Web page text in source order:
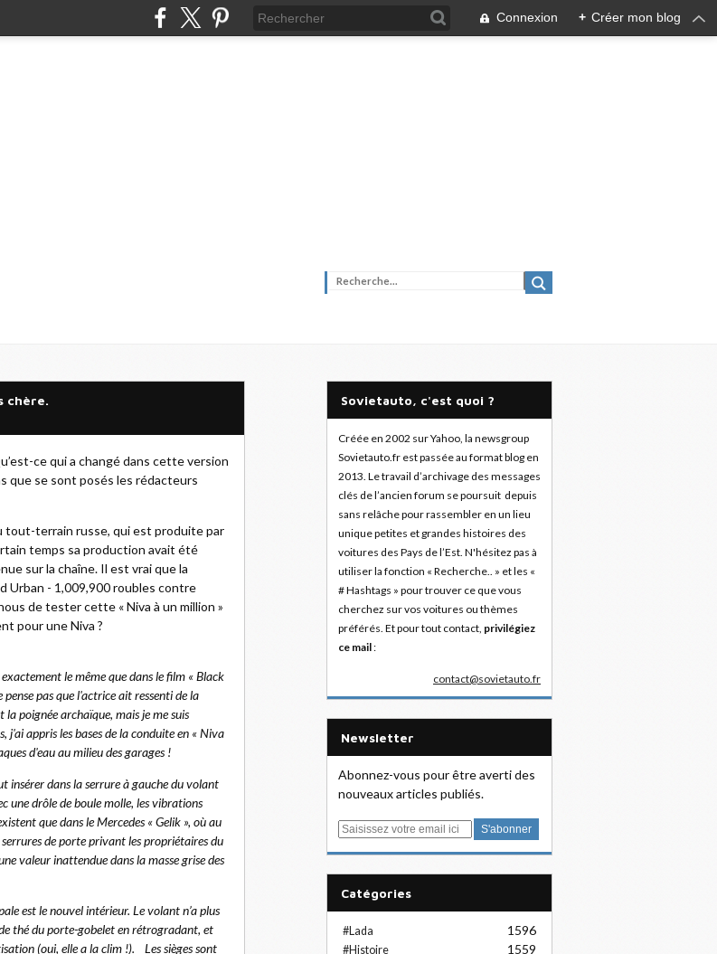
Connexion + Créer mon blog
chère.
ce qui a changé dans cette version
que se sont posés les rédacteurs
tout-terrain russe, qui est produite par
temps sa production avait été
sur la chaîne. Il est vrai que la
Urban - 1,009,900 roubles contre
de tester cette « Niva à un million »
pour une Niva ?
le même que dans le film « Black
pas que l'actrice ait ressenti de la
poignée archaïque, mais je me suis
j'ai appris les bases de la conduite en « Niva
d'eau au milieu des garages !
insérer dans la serrure à gauche du volant
une drôle de boule molle, les vibrations
que dans le Mercedes « Gelik », où au
de porte privant les propriétaires du
valeur inattendue dans la masse grise des
est le nouvel intérieur. Le volant n’a plus
thé du porte-gobelet en rétrogradant, et
(oui, elle a la clim !).
Les sièges sont
Sovietauto, c'est quoi ?
Créée en 2002 sur Yahoo, la newsgroup
Sovietauto.fr est passée au format blog en
2013. Le travail d’archivage des messages
clés de l’ancien forum se poursuit depuis
sans relâche pour rassembler en un lieu
unique petites et grandes histoires des
voitures des Pays de l’Est. N'hésitez pas à
utiliser la fonction « Recherche.. » et les «
# Hashtags » pour trouver ce que vous
cherchez sur vos voitures ou thèmes
préférés. Et pour tout contact, privilégiez
ce mail:
contact@sovietauto.fr
Newsletter
Abonnez-vous pour être averti des
nouveaux articles publiés.
E
Catégories
#Lada 1596
#Histoire 1559